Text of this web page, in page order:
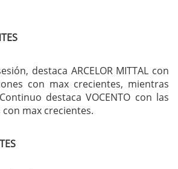
destaca ARCELOR MITTAL con
con max crecientes, mientras
destaca VOCENTO con las
max crecientes.